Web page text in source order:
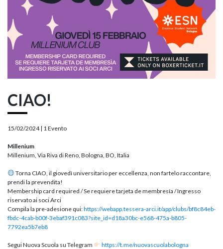
CIAO!
15/02/2024 | 1 Evento
Millenium
Millenium, Via Riva di Reno, Bologna, BO, Italia
Torna CIAO, il giovedì universitario per eccellenza, non fartelo raccontare,
prendi la prevendita!
Membership card required / Se requiere tarjeta de membresía / Ingresso
riservato ai soci Arci
Compila la pre-adesione qui:https://webapp.tessera-arci.it/app/clubs/bf8c84eb-
fbdc-4cab-b00f-3ebaf391c083?site_id=d18a30bc-e568-475a-b805-
7792ea5b7eb8
Segui Nuova Scuola su Telegram https://t.me/nuovascuolabologna